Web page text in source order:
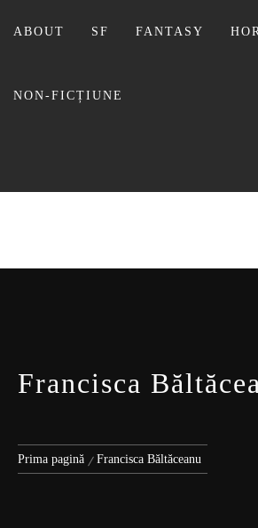
ABOUT SF FANTASY
NON-FICȚIUNE
Francisca
Prima pagină Francisca Băltăceanu